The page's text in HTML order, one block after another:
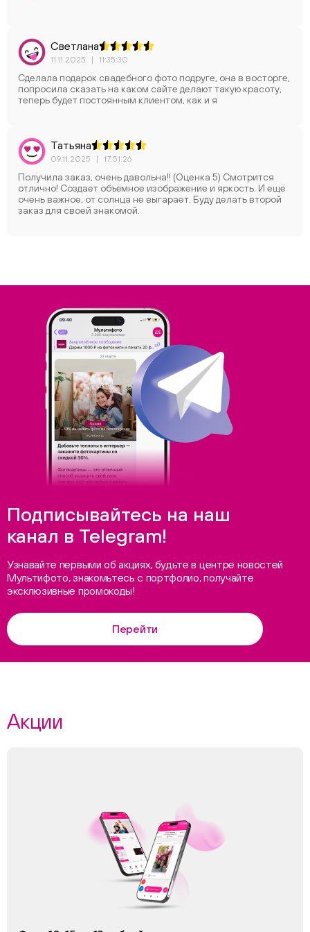
Светлана
11.11.2025 | 11:35:30
Сделала подарок свадебного фото подруге, она в восторге,
попросила сказать на каком сайте делают такую красоту,
теперь будет постоянным клиентом, как и я
Татьяна
09.11.2025 | 17:51:26
Получила заказ, очень давольна!! (Оценка 5) Смотрится
отлично! Создает объёмное изображение и яркость. И ещё
очень важное, от солнца не выгарает. Буду делать второй
заказ для своей знакомой.
Подписывайтесь на наш
канал в Telegram!
Узнавайте первыми об акциях, будьте в центре новостей
Мультифото, знакомьтесь с портфолио, получайте
эксклюзивные промокоды!
Перейти
Акции